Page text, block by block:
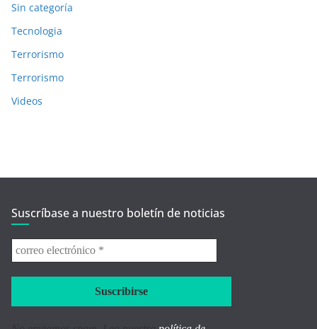
Sin categoría
Tecnologia
Terrorismo
Terrorismo
Videos
Suscríbase a nuestro boletín de noticias